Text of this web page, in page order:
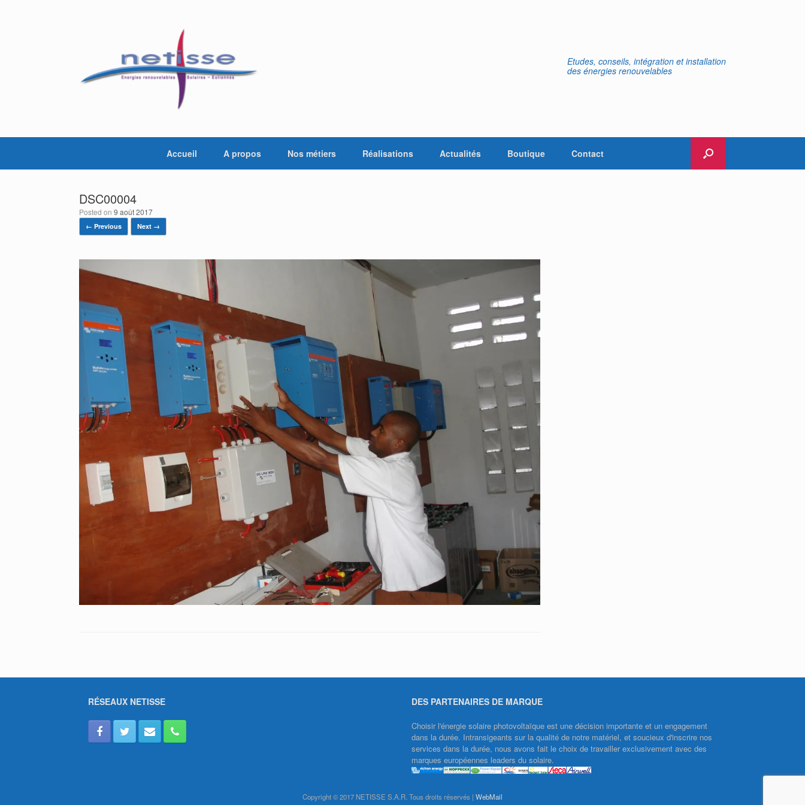
Etudes, conseils, intégration et installation
des énergies renouvelables
Accueil A propos Nos métiers Réalisations Actualités Boutique Contact
DSC00004
Posted on 9 août 2017
← Previous Next →
RÉSEAUX NETISSE DES PARTENAIRES DE MARQUE
Choisir l'énergie solaire photovoltaïque est une décision importante et un engagement
dans la durée. Intransigeants sur la qualité de notre matériel, et soucieux d'inscrire nos
services dans la durée, nous avons fait le choix de travailler exclusivement avec des
marques européennes leaders du solaire.
Copyright © 2017 NETISSE S.A.R. Tous droits réservés | WebMail